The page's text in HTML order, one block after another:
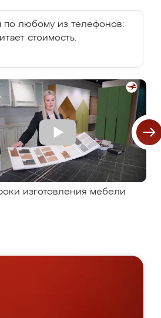
по любому из телефонов:
стоимость.
изготовления мебели